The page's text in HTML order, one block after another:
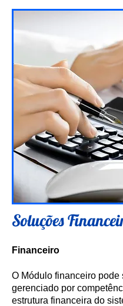
Soluções
Financeiro
O Módulo financeiro pode
gerenciado por
estrutura financeira do